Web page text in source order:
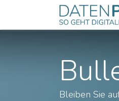
Zum Inhalt springen
Bleiben Sie